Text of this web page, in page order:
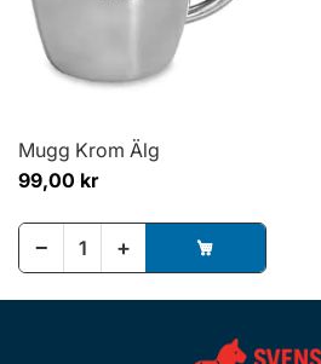
Mugg Krom Älg
99,00 kr
− +